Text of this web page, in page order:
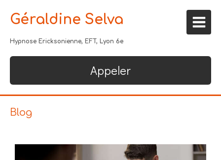
Géraldine Selva
Hypnose Ericksonienne, EFT, Lyon 6e
Appeler
Blog